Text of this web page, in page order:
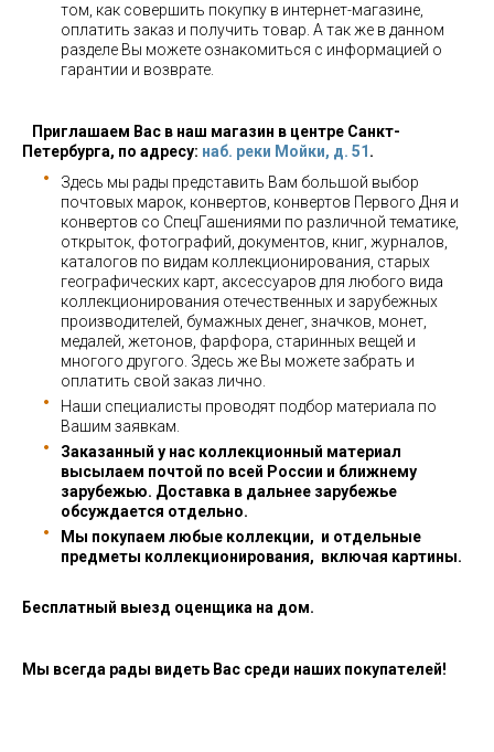
том, как совершить покупку в интернет-магазине,
оплатить заказ и получить товар. А так же в данном
разделе Вы можете ознакомиться с информацией о
гарантии и возврате.
Приглашаем Вас в наш магазин в центре Санкт-
Петербурга, по адресу: наб. реки Мойки, д. 51 .
Здесь мы рады представить Вам большой выбор
почтовых марок, конвертов, конвертов Первого Дня и
конвертов со СпецГашениями по различной тематике,
открыток, фотографий, документов, книг, журналов,
каталогов по видам коллекционирования, старых
географических карт, аксессуаров для любого вида
коллекционирования отечественных и зарубежных
производителей, бумажных денег, значков, монет,
медалей, жетонов, фарфора, старинных вещей и
многого другого. Здесь же Вы можете забрать и
оплатить свой заказ лично.
Наши специалисты проводят подбор материала по
Вашим заявкам.
Заказанный у нас коллекционный материал
высылаем почтой по всей России и ближнему
зарубежью. Доставка в дальнее зарубежье
обсуждается отдельно.
Мы покупаем любые коллекции, и отдельные
предметы коллекционирования, включая картины.
Бесплатный выезд оценщика на дом.
Мы всегда рады видеть Вас среди наших покупателей!